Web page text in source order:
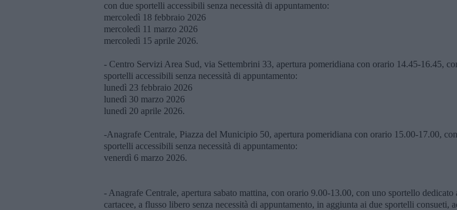
con due sportelli accessibili senza necessità di appuntamento:
mercoledì 18 febbraio 2026
mercoledì 11 marzo 2026
mercoledì 15 aprile 2026.
- Centro Servizi Area Sud, via Settembrini 33, apertura pomeridiana con orario 14.45-16.45,
sportelli accessibili senza necessità di appuntamento:
lunedì 23 febbraio 2026
lunedì 30 marzo 2026
lunedì 20 aprile 2026.
-Anagrafe Centrale, Piazza del Municipio 50, apertura pomeridiana con orario 15.00-17.00,
sportelli accessibili senza necessità di appuntamento:
venerdì 6 marzo 2026.
- Anagrafe Centrale, apertura sabato mattina, con orario 9.00-13.00, con uno sportello dedicato
cartacee, a flusso libero senza necessità di appuntamento, in aggiunta ai due sportelli consueti,